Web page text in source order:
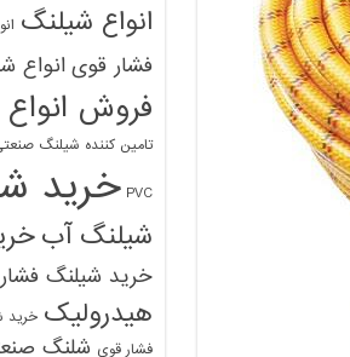
انواع شیلنگ
فشار قوی انواع
فروش
تامین کننده شیلنگ
PVC خرید
شیلنگ آب
خرید شیلنگ
هیدرولیک خرید
فشار قوی شلنگ